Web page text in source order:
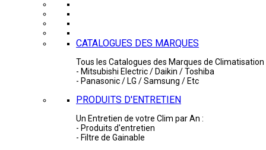
CATALOGUES DES MARQUES
Tous les Catalogues des Marques de Climatisation
- Mitsubishi Electric / Daikin / Toshiba
- Panasonic / LG / Samsung / Etc
PRODUITS D'ENTRETIEN
Un Entretien de votre Clim par An :
- Produits d'entretien
- Filtre de Gainable